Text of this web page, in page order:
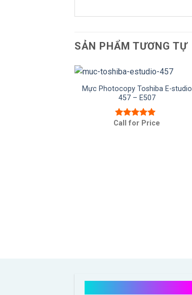
SẢN PHẨM TƯƠNG TỰ
Mực Photocopy Toshiba E-studio
457 – E507
Được xếp
Call for Price